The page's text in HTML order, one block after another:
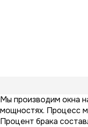
Мы производим окна
мощностях. Процесс
Процент брака